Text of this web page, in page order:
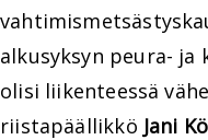
alkusyksyn peura- ja
olisi liikenteessä
riistapäällikkö Jani